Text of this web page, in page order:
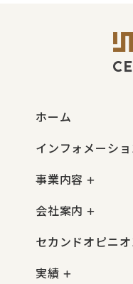
ホーム
インフォメーショ
事業内容
会社案内
セカンドオピニオ
実績